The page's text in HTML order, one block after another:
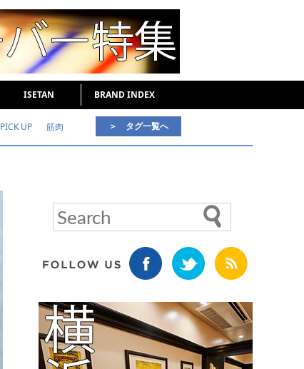
ISETAN BRAND INDEX
PICK UP 筋肉 ＞ タグ一覧へ